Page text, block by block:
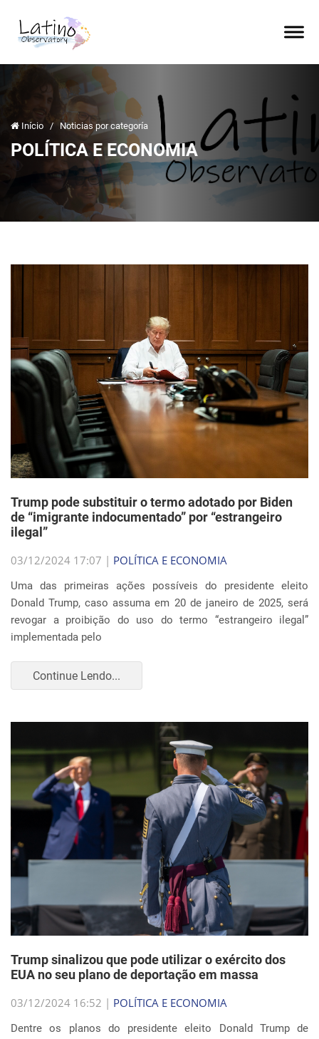
Início / Noticias por categoría
POLÍTICA E ECONOMIA
Trump pode substituir o termo adotado por Biden
de “imigrante indocumentado” por “estrangeiro
ilegal”
03/12/2024 17:07 | POLÍTICA E ECONOMIA
Uma das primeiras ações possíveis do presidente eleito
Donald Trump, caso assuma em 20 de janeiro de 2025, será
revogar a proibição do uso do termo “estrangeiro ilegal”
implementada pelo
Continue Lendo...
Trump sinalizou que pode utilizar o exército dos
EUA no seu plano de deportação em massa
03/12/2024 16:52 | POLÍTICA E ECONOMIA
Dentre os planos do presidente eleito Donald Trump de